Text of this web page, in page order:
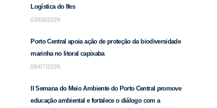
Logística do Ifes
03/08/2026
Porto Central apoia ação de proteção da biodiversidade
marinha no litoral capixaba
09/07/2026
II Semana do Meio Ambiente do Porto Central promove
educação ambiental e fortalece o diálogo com a